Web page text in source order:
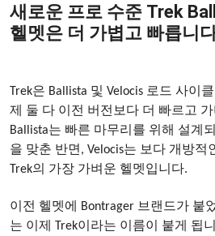
새로운 프로 수준 Trek
헬멧은 더 가볍고 빠릅니
Trek은 Ballista 및 Velocis 로드 사이
제 둘 다 이전 버전보다 더 빠르고
Ballista는 빠른 마무리를 위해 설계
을 맞춘 반면, Velocis는 보다 개방적
Trek의 가장 가벼운 헬멧입니다.
이전 헬멧에 Bontrager 브랜드가 붙
는 이제 Trek이라는 이름이 붙게 됩